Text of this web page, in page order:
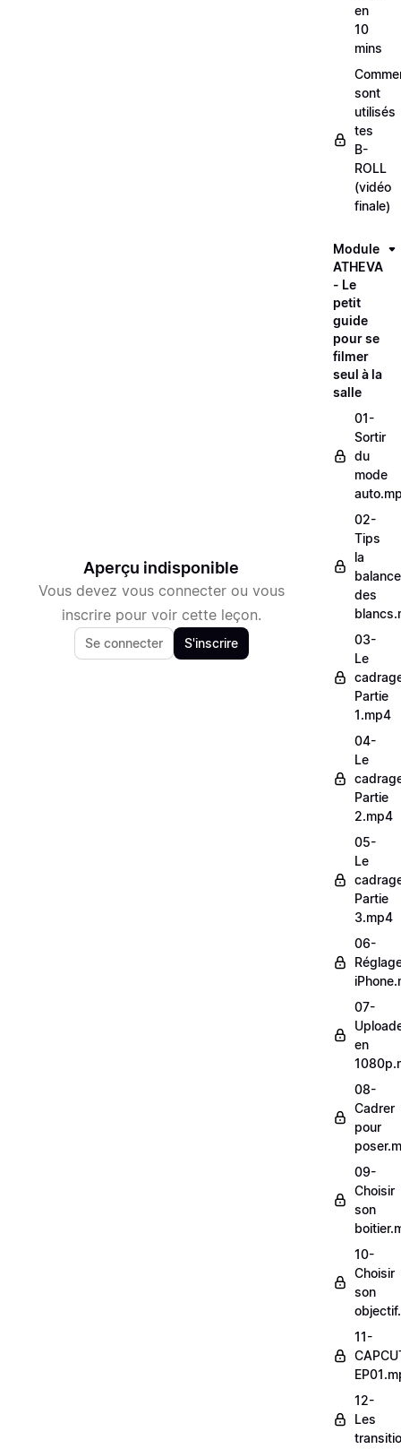
Aperçu indisponible
Vous devez vous connecter ou vous
inscrire pour voir cette leçon.
Se connecter S'inscrire
en
10
mins
sont
utilisés
tes
B-
ROLL
(vidéo
finale)
Module
ATHEVA
- Le
petit
guide
pour se
filmer
seul à la
salle
01-
Sortir
du
mode
02-
Tips
la
balance
des
03-
Le
Partie
1.mp4
04-
Le
Partie
2.mp4
05-
Le
Partie
3.mp4
06-
07-
en
08-
Cadrer
pour
09-
Choisir
son
10-
Choisir
son
11-
12-
Les